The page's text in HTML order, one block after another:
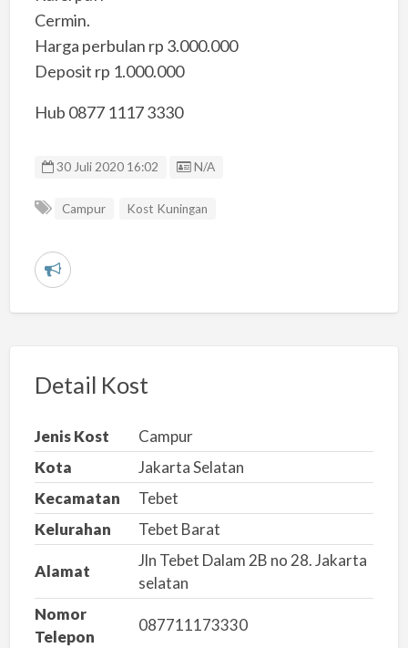
Cermin.
Harga perbulan rp 3.000.000
Deposit rp 1.000.000
Hub 0877 1117 3330
30 Juli 2020 16:02 Listing ID
N/A
Campur Kost Kuningan
L
r
n
m
a
s
a
l
a
h
Detail Kost
Jenis Kost
Campur
Kota
Jakarta Selatan
Kecamatan
Tebet
Kelurahan
Tebet Barat
Alamat
Jln Tebet Dalam 2B no 28. Jakarta
selatan
Nomor
Telepon
087711173330